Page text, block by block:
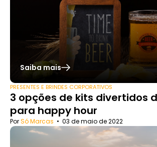
Saiba mais
PRESENTES E BRINDES CORPORATIVOS
3 opções de kits divertidos
para happy hour
PorSó Marcas • 03 de maio de 2022